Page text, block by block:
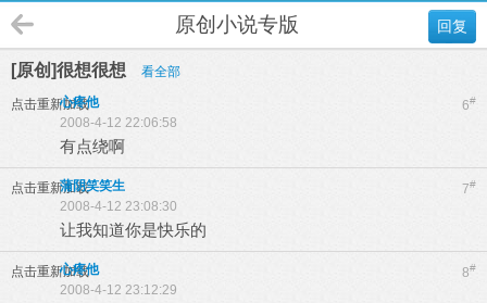
回复
原创小说专版
[原创]很想很想 看全部
点击重新加载 6#
心疼他
2008-4-12 22:06:58
有点绕啊
点击重新加载 7#
蒲阴笑笑生
2008-4-12 23:08:30
让我知道你是快乐的
点击重新加载 8#
心疼他
2008-4-12 23:12:29